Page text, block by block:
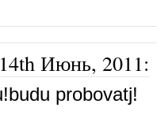
14th Июнь, 2011:
probovatj!